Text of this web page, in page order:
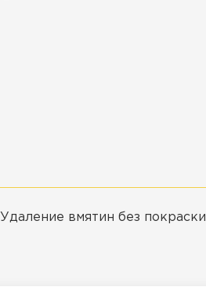
Удаление вмятин без покраски